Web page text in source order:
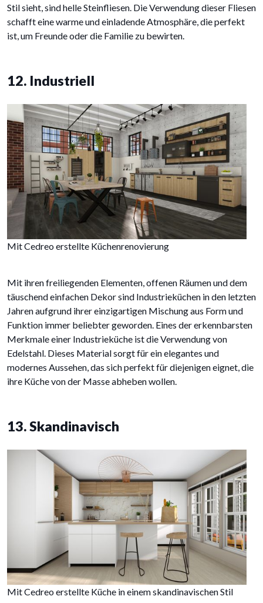
Stil sieht, sind helle Steinfliesen. Die Verwendung dieser Fliesen
schafft eine warme und einladende Atmosphäre, die perfekt
ist, um Freunde oder die Familie zu bewirten.
12. Industriell
Mit Cedreo erstellte Küchenrenovierung
Mit ihren freiliegenden Elementen, offenen Räumen und dem
täuschend einfachen Dekor sind Industrieküchen in den letzten
Jahren aufgrund ihrer einzigartigen Mischung aus Form und
Funktion immer beliebter geworden. Eines der erkennbarsten
Merkmale einer Industrieküche ist die Verwendung von
Edelstahl. Dieses Material sorgt für ein elegantes und
modernes Aussehen, das sich perfekt für diejenigen eignet, die
ihre Küche von der Masse abheben wollen.
13. Skandinavisch
Mit Cedreo erstellte Küche in einem skandinavischen Stil